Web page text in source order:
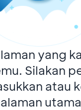
yang
Silakan
atau